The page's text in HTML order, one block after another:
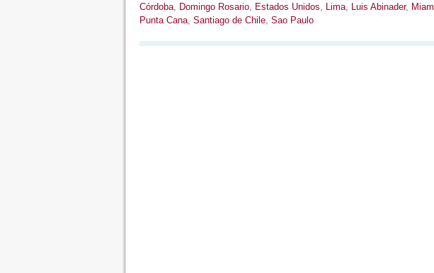
Córdoba, Domingo Rosario, Estados Unidos, Lima, Luis Abinader,
Punta Cana, Santiago de Chile, Sao Paulo